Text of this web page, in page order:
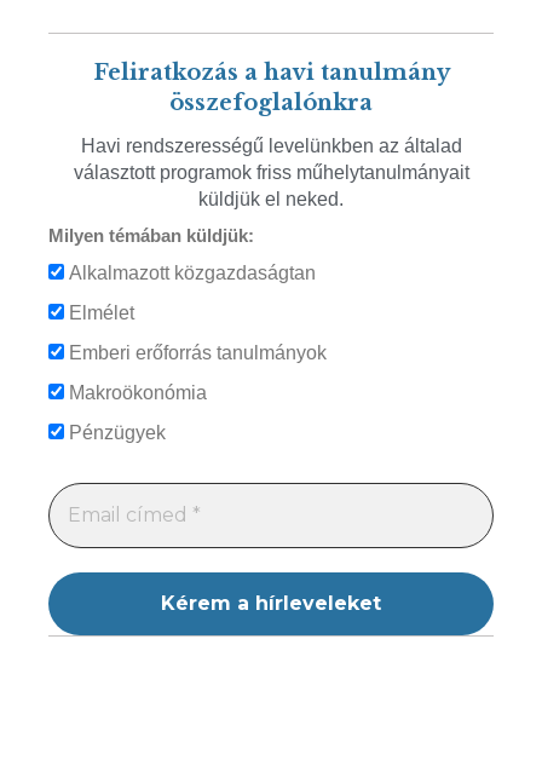
Feliratkozás a havi tanulmány
összefoglalónkra
Havi rendszerességű levelünkben az általad
választott programok friss műhelytanulmányait
küldjük el neked.
Milyen témában küldjük:
Alkalmazott közgazdaságtan
Elmélet
Emberi erőforrás tanulmányok
Makroökonómia
Pénzügyek